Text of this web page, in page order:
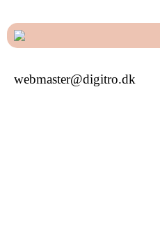
webmaster@digitro.dk